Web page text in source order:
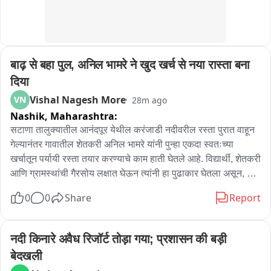
बाढ़ से बहा पुल, अनिल भामरे ने खुद खर्च से नया रास्ता बना
दिया
VN Vishal Nagesh More 28m ago
Nashik, Maharashtra:
सटाणा तालुक्यातील आनंदपूर येथील करंजाडी नदीवरील रस्ता पुरात वाहून
गेल्यानंतर गावातील शेतकरी अनिल भामरे यांनी पुन्हा एकदा स्वतःच्या
खर्चातून पर्यायी रस्ता तयार करण्याचे काम हाती घेतले आहे. विद्यार्थी, शेतकरी
आणि ग्रामस्थांची गैरसोय लक्षात घेऊन त्यांनी हा पुढाकार घेतला असून, या
यांनी स्वतःच्या खर्चातून सुमारे साडेपाच लाख रुपये खर्च करून रस्ता तयार
केला होता. त्याचा लाभ अनेक वर्षे ग्रामस्थांना झाला. दरम्यान, शासनाने
फरशी पुलाचे काम सुरू केले; मात्र अलीकडील पुरात अर्धवट पूल आणि
0 0 Share Report
नदी किनारे अवैध रिजॉर्ट तोड़ा गया; प्रशासन की बड़ी
बेदखली